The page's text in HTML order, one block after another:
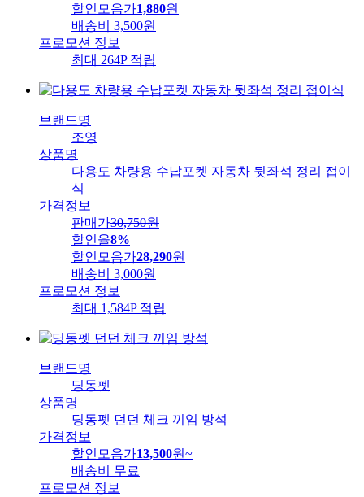
할인모음가1,880원
배송비
3,500원
프로모션 정보
최대 264P 적립
브랜드명
조영
상품명
다용도 차량용 수납포켓 자동차 뒷좌석 정리 접이
식
가격정보
판매가30,750원
할인율8%
할인모음가28,290원
배송비
3,000원
프로모션 정보
최대 1,584P 적립
브랜드명
딩동펫
상품명
딩동펫 던던 체크 끼임 방석
가격정보
할인모음가13,500원~
배송비
무료
프로모션 정보